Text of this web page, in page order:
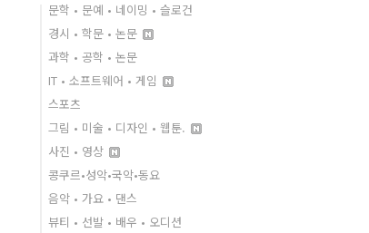
문학 • 문예 • 네이밍 • 슬로건
경시 • 학문 • 논문
과학 • 공학 • 논문
IT • 소프트웨어 • 게임
스포츠
그림 • 미술 • 디자인 • 웹툰.
사진 • 영상
콩쿠르•성악•국악•동요
음악 • 가요 • 댄스
뷰티 • 선발 • 배우 • 오디션